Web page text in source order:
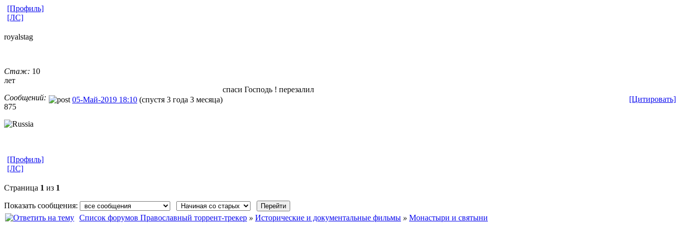
[Профиль]
[ЛС]
royalstag
Стаж: 10
лет
Сообщений:
875
05-Май-2019 18:10 (спустя 3 года 3 месяца) [Цитировать]
спаси Господь ! перезалил
[Профиль]
[ЛС]
Страница 1 из 1
Показать сообщения:
Список форумов Православный торрент-трекер » Исторические и документальные фильмы » Монастыри и святыни